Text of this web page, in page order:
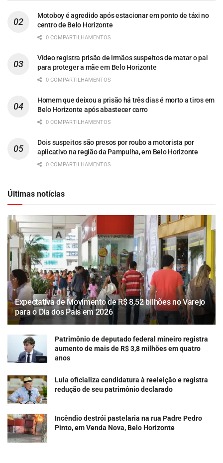
Motoboy é agredido após estacionar em ponto de táxi no
centro de Belo Horizonte
0 COMPARTILHAMENTOS
Vídeo registra prisão de irmãos suspeitos de matar o pai
para proteger a mãe em Belo Horizonte
0 COMPARTILHAMENTOS
Homem que deixou a prisão há três dias é morto a tiros em
Belo Horizonte após abastecer carro
0 COMPARTILHAMENTOS
Dois suspeitos são presos por roubo a motorista por
aplicativo na região da Pampulha, em Belo Horizonte
0 COMPARTILHAMENTOS
Últimas notícias
Expectativa de Movimento de R$ 8,52 bilhões no Varejo
para o Dia dos Pais em 2026
Patrimônio de deputado federal mineiro registra
aumento de mais de R$ 3,8 milhões em quatro
anos
Lula oficializa candidatura à reeleição e registra
redução de seu patrimônio declarado
Incêndio destrói pastelaria na rua Padre Pedro
Pinto, em Venda Nova, Belo Horizonte